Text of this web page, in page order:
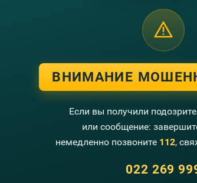
ВНИМАНИЕ
Если вы получили
или сообщение:
немедленно позвоните 112,
022 269